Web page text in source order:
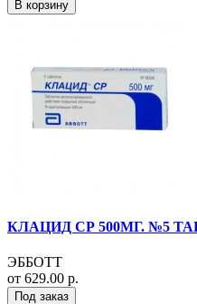
В корзину
КЛАЦИД СР 500МГ. №5
ЭББОТТ
от 629.00 р.
Под заказ